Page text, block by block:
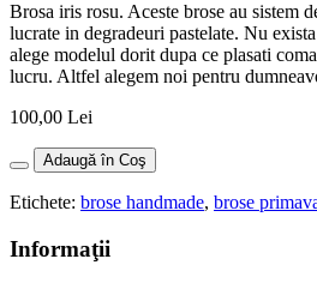
Brosa iris rosu. Aceste brose au sistem
lucrate in degradeuri pastelate. Nu
alege modelul dorit dupa ce plasati
lucru. Altfel alegem noi pentru
100,00 Lei
Adaugă în Coş
Etichete: brose handmade, brose
Informaţii